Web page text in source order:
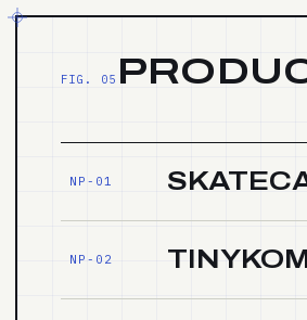
本文へ
FIG. 05
NP-01
NP-02